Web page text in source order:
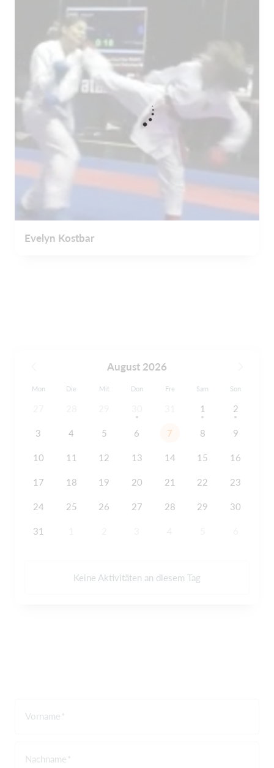
Evelyn Kostbar
August 2026
Mon Die Mit Don Fre Sam Son
1 2
3 4 5 6 7 8 9
10 11 12 13 14 15 16
17 18 19 20 21 22 23
24 25 26 27 28 29 30
31
Keine Aktivitäten an diesem Tag
Vorname
Nachname